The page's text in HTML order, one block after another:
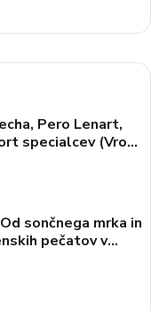
Pero Lenart,
specialcev (Vroča
sončnega mrka in
pečatov v
8. 2026)